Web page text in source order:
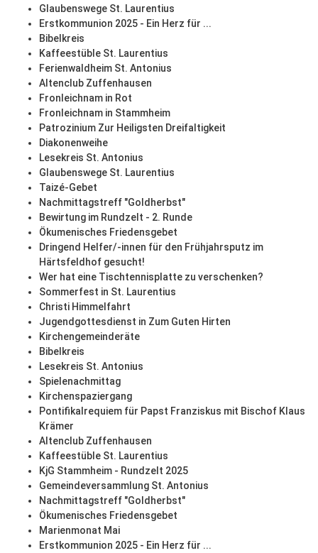
Glaubenswege St. Laurentius
Erstkommunion 2025 - Ein Herz für ...
Bibelkreis
Kaffeestüble St. Laurentius
Ferienwaldheim St. Antonius
Altenclub Zuffenhausen
Fronleichnam in Rot
Fronleichnam in Stammheim
Patrozinium Zur Heiligsten Dreifaltigkeit
Diakonenweihe
Lesekreis St. Antonius
Glaubenswege St. Laurentius
Taizé-Gebet
Nachmittagstreff "Goldherbst"
Bewirtung im Rundzelt - 2. Runde
Ökumenisches Friedensgebet
Dringend Helfer/-innen für den Frühjahrsputz im
Härtsfeldhof gesucht!
Wer hat eine Tischtennisplatte zu verschenken?
Sommerfest in St. Laurentius
Christi Himmelfahrt
Jugendgottesdienst in Zum Guten Hirten
Kirchengemeinderäte
Bibelkreis
Lesekreis St. Antonius
Spielenachmittag
Kirchenspaziergang
Pontifikalrequiem für Papst Franziskus mit Bischof Klaus
Krämer
Altenclub Zuffenhausen
Kaffeestüble St. Laurentius
KjG Stammheim - Rundzelt 2025
Gemeindeversammlung St. Antonius
Nachmittagstreff "Goldherbst"
Ökumenisches Friedensgebet
Marienmonat Mai
Erstkommunion 2025 - Ein Herz für ...